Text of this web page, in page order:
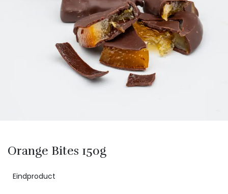
Orange Bites 150g
Eindproduct